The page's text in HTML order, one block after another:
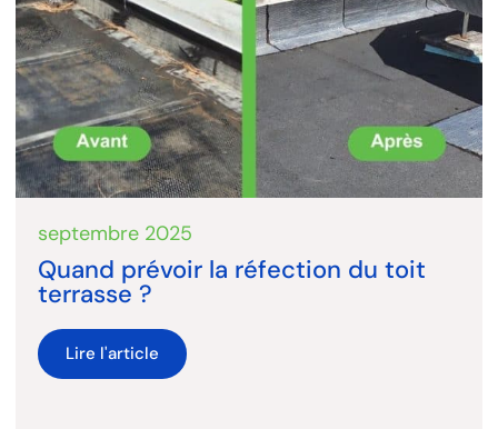
septembre 2025
Quand prévoir la réfection du toit
terrasse ?
Lire l'article